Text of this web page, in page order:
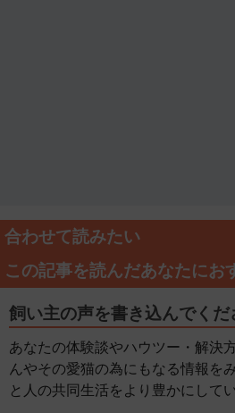
合わせて読みたい
この記事を読んだあなたにお
飼い主の声を書き込んでくだ
あなたの体験談やハウツー・解決
んやその愛猫の為にもなる情報を
と人の共同生活をより豊かにして